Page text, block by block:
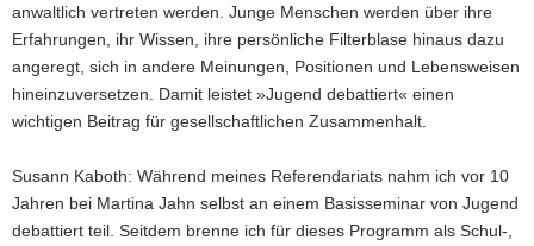
anwaltlich vertreten werden. Junge Menschen werden über ihre
Erfahrungen, ihr Wissen, ihre persönliche Filterblase hinaus dazu
angeregt, sich in andere Meinungen, Positionen und Lebensweisen
hineinzuversetzen. Damit leistet »Jugend debattiert« einen
wichtigen Beitrag für gesellschaftlichen Zusammenhalt.
Susann Kaboth: Während meines Referendariats nahm ich vor 10
Jahren bei Martina Jahn selbst an einem Basisseminar von Jugend
debattiert teil. Seitdem brenne ich für dieses Programm als Schul-,